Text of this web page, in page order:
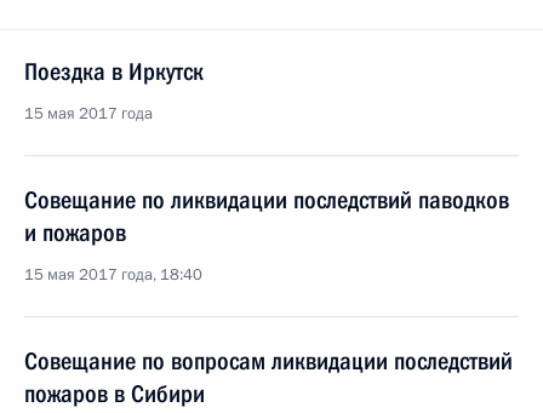
Поездка в Иркутск
15 мая 2017 года
Совещание по ликвидации последствий паводков
и пожаров
15 мая 2017 года, 18:40
Совещание по вопросам ликвидации последствий
пожаров в Сибири